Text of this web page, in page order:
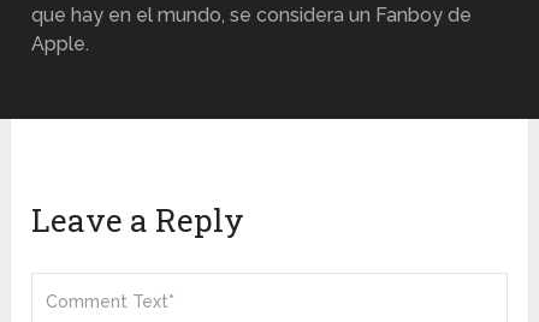
que hay en el mundo, se considera un Fanboy de
Apple.
Leave a Reply